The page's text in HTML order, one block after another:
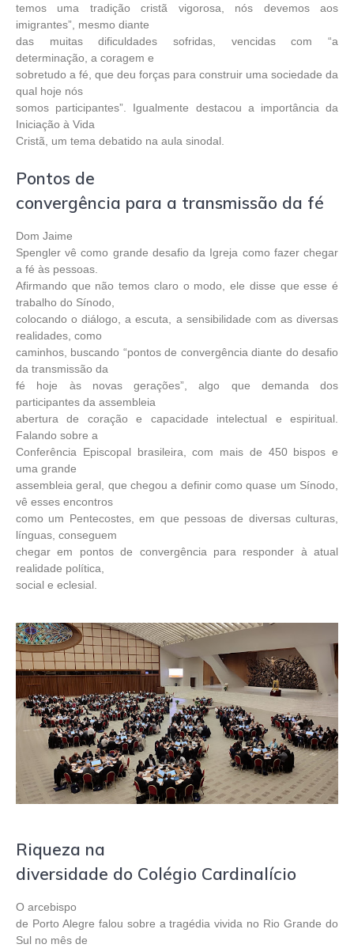
temos uma tradição cristã vigorosa, nós devemos aos
imigrantes”, mesmo diante
das muitas dificuldades sofridas, vencidas com “a
determinação, a coragem e
sobretudo a fé, que deu forças para construir uma sociedade da
qual hoje nós
somos participantes”. Igualmente destacou a importância da
Iniciação à Vida
Cristã, um tema debatido na aula sinodal.
Pontos de
convergência para a transmissão da fé
Dom Jaime
Spengler vê como grande desafio da Igreja como fazer chegar
a fé às pessoas.
Afirmando que não temos claro o modo, ele disse que esse é
trabalho do Sínodo,
colocando o diálogo, a escuta, a sensibilidade com as diversas
realidades, como
caminhos, buscando “pontos de convergência diante do desafio
da transmissão da
fé hoje às novas gerações”, algo que demanda dos
participantes da assembleia
abertura de coração e capacidade intelectual e espiritual.
Falando sobre a
Conferência Episcopal brasileira, com mais de 450 bispos e
uma grande
assembleia geral, que chegou a definir como quase um Sínodo,
vê esses encontros
como um Pentecostes, em que pessoas de diversas culturas,
línguas, conseguem
chegar em pontos de convergência para responder à atual
realidade política,
social e eclesial.
Riqueza na
diversidade do Colégio Cardinalício
O arcebispo
de Porto Alegre falou sobre a tragédia vivida no Rio Grande do
Sul no mês de